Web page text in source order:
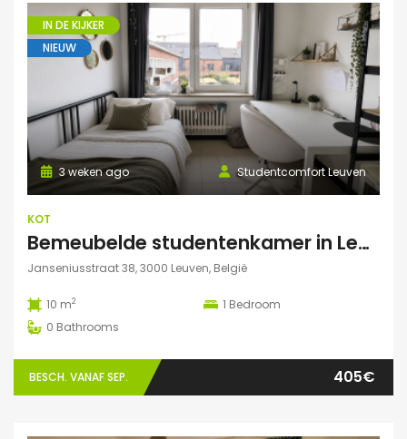
IN DE KIJKER
NIEUW
Studentcomfort Leuven
3 weken ago
KOT
Bemeubelde studentenkamer in Leuven – Regina Mundi
Janseniusstraat 38, 3000 Leuven, België
10 m2 1 Bedroom
0 Bathrooms
BESCH. VANAF SEP. 405€